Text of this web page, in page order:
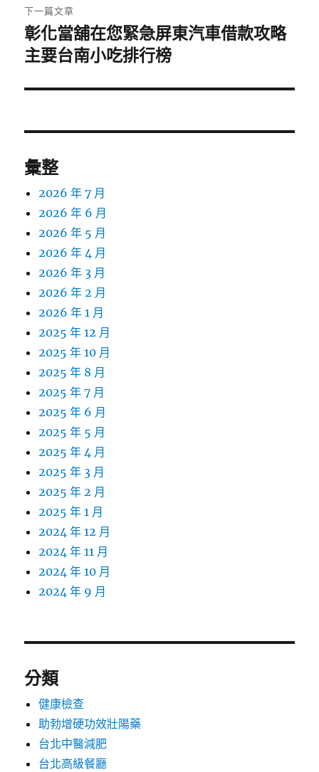
章:
下一篇文章
下
一
文
彰化當舖在您緊急屏東汽車借款攻略
主要台南小吃排行榜
彙整
2026 年 7 月
2026 年 6 月
2026 年 5 月
2026 年 4 月
2026 年 3 月
2026 年 2 月
2026 年 1 月
2025 年 12 月
2025 年 10 月
2025 年 8 月
2025 年 7 月
2025 年 6 月
2025 年 5 月
2025 年 4 月
2025 年 3 月
2025 年 2 月
2025 年 1 月
2024 年 12 月
2024 年 11 月
2024 年 10 月
2024 年 9 月
分類
健康檢查
助勃增硬功效壯陽藥
台北中醫減肥
台北高級餐廳